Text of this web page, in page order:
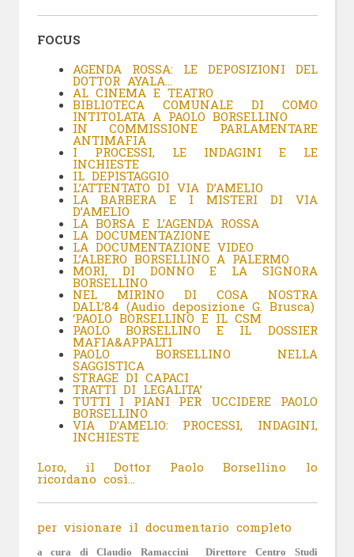
FOCUS
AGENDA ROSSA: LE DEPOSIZIONI DEL
DOTTOR AYALA…
AL CINEMA E TEATRO
BIBLIOTECA COMUNALE DI COMO
INTITOLATA A PAOLO BORSELLINO
IN COMMISSIONE PARLAMENTARE
ANTIMAFIA
I PROCESSI, LE INDAGINI E LE
INCHIESTE
IL DEPISTAGGIO
L’ATTENTATO DI VIA D’AMELIO
LA BARBERA E I MISTERI DI VIA
D’AMELIO
LA BORSA E L’AGENDA ROSSA
LA DOCUMENTAZIONE
LA DOCUMENTAZIONE VIDEO
L’ALBERO BORSELLINO A PALERMO
MORI, DI DONNO E LA SIGNORA
BORSELLINO
NEL MIRINO DI COSA NOSTRA
DALL’84 (Audio deposizione G. Brusca)
‘PAOLO BORSELLINO E IL CSM
PAOLO BORSELLINO E IL DOSSIER
MAFIA&APPALTI
PAOLO BORSELLINO NELLA
SAGGISTICA
STRAGE DI CAPACI
TRATTI DI LEGALITA’
TUTTI I PIANI PER UCCIDERE PAOLO
BORSELLINO
VIA D’AMELIO: PROCESSI, INDAGINI,
INCHIESTE
Loro, il Dottor Paolo Borsellino lo
ricordano così…
per visionare il documentario completo
a cura di Claudio Ramaccini Direttore Centro Studi